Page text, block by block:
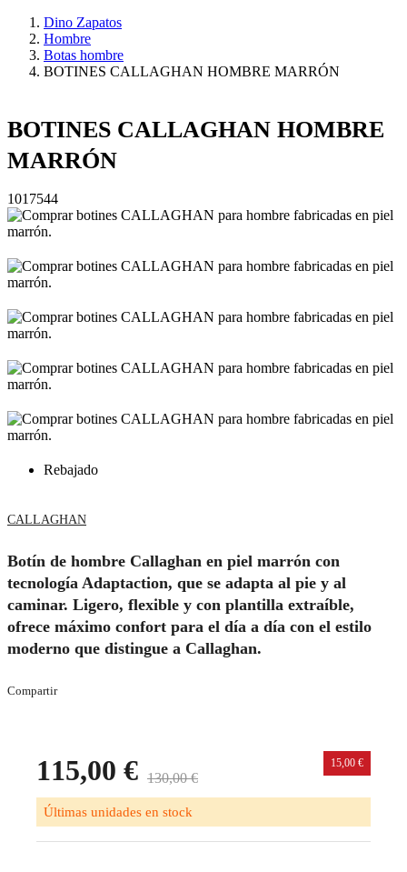
Dino Zapatos
Hombre
Botas hombre
BOTINES CALLAGHAN HOMBRE MARRÓN
BOTINES CALLAGHAN HOMBRE
MARRÓN
1017544
Rebajado
CALLAGHAN
Botín de hombre Callaghan en piel marrón con
tecnología Adaptaction, que se adapta al pie y al
caminar. Ligero, flexible y con plantilla extraíble,
ofrece máximo confort para el día a día con el estilo
moderno que distingue a Callaghan.
Compartir
115,00 € 130,00 €
15,00 €
Últimas unidades en stock